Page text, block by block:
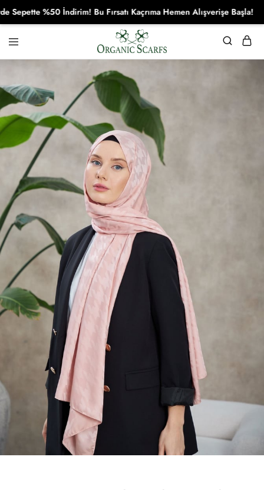
Organikscarf
%50 İndirim! Bu Fırsatı Kaçrıma Hemen Alışverişe Başla!